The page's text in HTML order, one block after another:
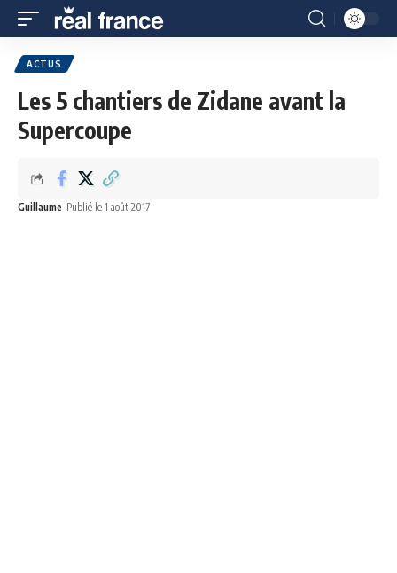
ACTUS
Les 5 chantiers de Zidane avant la
Supercoupe
Guillaume Publié le 1 août 2017